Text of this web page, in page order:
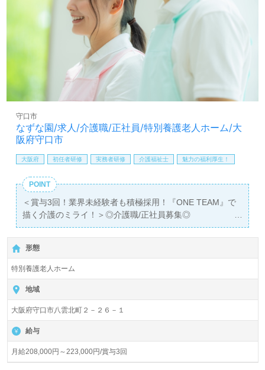
なずな園/求人/介護職/正社員/特別養護老人ホーム/大
阪府守口市
守口市
大阪府 初任者研修 実務者研修 介護福祉士 魅力の福利厚生！
POINT
＜賞与3回！業界未経験者も積極採用！『ONE TEAM』で
描く介護のミライ！＞◎介護職/正社員募集◎
【月給208,000円～223,000円】＊初任者研修以上有資格者
向け求人＊『守口駅』より路線バス、お車通勤可能です。
定員50名（全室個室/ユニットケア）『特別養護老人ホーム
なずな園』社会福祉法人柏清会（本部：大阪府守口市）様
の運営です。大阪府を中心にデイサービス、訪問看護ステ
ーション、障がい者支援、特別養護老人ホーム、ケアハウ
ス、居宅介護支援事業所を展開されています。
にある素晴らしさ』にこころを込める事業所様！◎
看護助手や介護職経験のある方はもちろん、これから介護
形態
特別養護老人ホーム
地域
大阪府守口市八雲北町２－２６－１
給与
月給208,000円～223,000円/賞与3回